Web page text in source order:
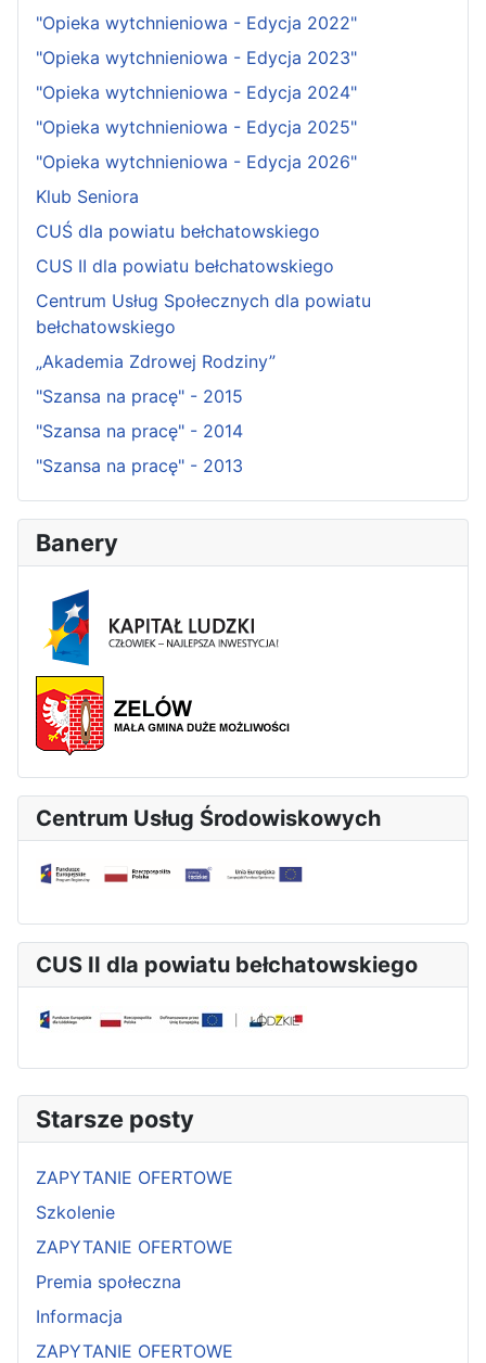
"Opieka wytchnieniowa - Edycja 2022"
"Opieka wytchnieniowa - Edycja 2023"
"Opieka wytchnieniowa - Edycja 2024"
"Opieka wytchnieniowa - Edycja 2025"
"Opieka wytchnieniowa - Edycja 2026"
Klub Seniora
CUŚ dla powiatu bełchatowskiego
CUS II dla powiatu bełchatowskiego
Centrum Usług Społecznych dla powiatu
bełchatowskiego
„Akademia Zdrowej Rodziny”
"Szansa na pracę" - 2015
"Szansa na pracę" - 2014
"Szansa na pracę" - 2013
Banery
Centrum Usług Środowiskowych
CUS II dla powiatu bełchatowskiego
Starsze posty
ZAPYTANIE OFERTOWE
Szkolenie
ZAPYTANIE OFERTOWE
Premia społeczna
Informacja
ZAPYTANIE OFERTOWE